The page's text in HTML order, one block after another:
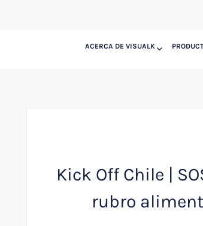
ACERCA DE VISUALK
Kick Off Chile |
rubro